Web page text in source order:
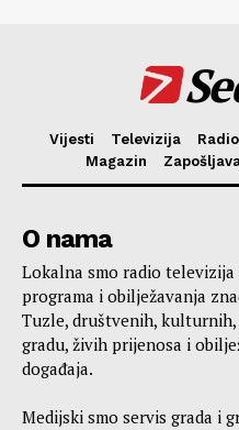
Vijesti Televizija Radio
Magazin
O nama
Lokalna smo radio
programa i obilježavanja
Tuzle, društvenih,
gradu, živih prijenosa i
događaja.
Medijski smo servis grada i